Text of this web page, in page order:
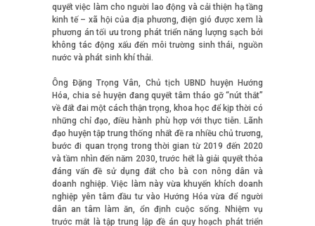
quyết việc làm cho người lao động và cải thiện hạ tầng
kinh tế – xã hội của địa phương, điện gió được xem là
phương án tối ưu trong phát triển năng lượng sạch bởi
không tác động xấu đến môi trường sinh thái, nguồn
nước và phát sinh khí thải.
Ông Đặng Trọng Vân, Chủ tịch UBND huyện Hướng
Hóa, chia sẻ huyện đang quyết tâm tháo gỡ “nút thắt”
về đất đai một cách thận trọng, khoa học để kịp thời có
những chỉ đạo, điều hành phù hợp với thực tiễn. Lãnh
đạo huyện tập trung thống nhất đề ra nhiều chủ trương,
bước đi quan trọng trong thời gian từ 2019 đến 2020
và tầm nhìn đến năm 2030, trước hết là giải quyết thỏa
đáng vấn đề sử dụng đất cho bà con nông dân và
doanh nghiệp. Việc làm này vừa khuyến khích doanh
nghiệp yên tâm đầu tư vào Hướng Hóa vừa để người
dân an tâm làm ăn, ổn định cuộc sống. Nhiệm vụ
trước mắt là tập trung lập đề án quy hoạch phát triển